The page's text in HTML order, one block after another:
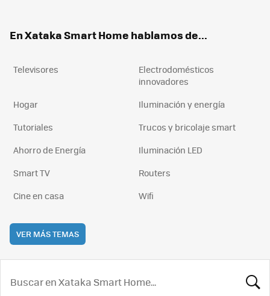
En Xataka Smart Home hablamos de...
Televisores
Electrodomésticos
innovadores
Hogar
Iluminación y energía
Tutoriales
Trucos y bricolaje smart
Ahorro de Energía
Iluminación LED
Smart TV
Routers
Cine en casa
Wifi
VER MÁS TEMAS